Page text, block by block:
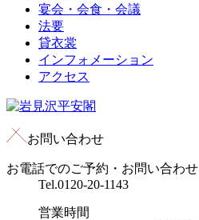
宴会・会食・会議
法要
貸衣裳
インフォメーション
アクセス
お問い合わせ
お電話でのご予約・お問い合わせ
Tel.0120-20-1143
営業時間